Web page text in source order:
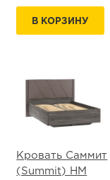
В КОРЗИНУ
Кровать Саммит
(Summit) НМ